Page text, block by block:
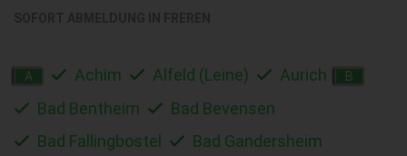
A Achim Alfeld (Leine) Aurich B
Bad Bentheim
Bad Bevensen
Bad Fallingbostel
Bad Gandersheim